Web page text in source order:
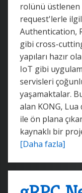
rolünü üstlenen
request'lerle
Authentication,
gibi cross-
yapıları hazır
IoT gibi
servisleri
yaşamaktalar.
alan KONG,
ile ön plana
kaynaklı bir
[Daha fazla]